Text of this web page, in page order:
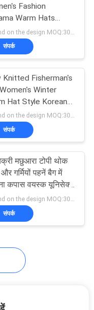
162
Fashion
Warm Hats
Vintage Faux Fur
Cap Hats For
संपर्क
Knitted Fisherman's
Winter
Hat Style Korean
Knitted Hat
depend on the design MOQ:300PCS/STYLE/COLOR/SIZE
संपर्क
मछुआरा टोपी थोक
गर्मियों पहनें बैग में
कपास वयस्क यूनिसेक्स
बाल्टी टोपी
depend on the design MOQ:300PCS/STYLE/COLOR/SIZE
संपर्क